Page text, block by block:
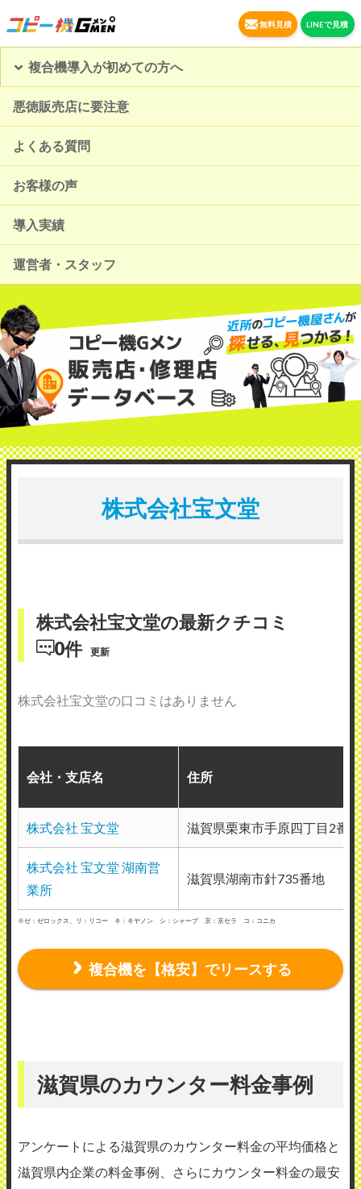
無料見積 LINEで見積
複合機導入が初めての方へ
悪徳販売店に要注意
よくある質問
お客様の声
導入実績
運営者・スタッフ
株式会社宝文堂
株式会社宝文堂の最新クチコミ
0件
更新
株式会社宝文堂の口コミはありません
会社・支店名 住所
株式会社 宝文堂 滋賀県栗東市手原四丁目2番
株式会社 宝文堂 湖南営
業所
滋賀県湖南市針735番地
※ゼ：ゼロックス、リ：リコー キ：キヤノン シ：シャープ 京：京セラ コ：コニカ
複合機を【格安】でリースする
滋賀県のカウンター料金事例
アンケートによる滋賀県のカウンター料金の平均価格と
滋賀県内企業の料金事例、さらにカウンター料金の最安